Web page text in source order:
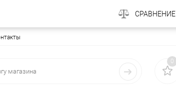
0
СРАВНЕНИЕ